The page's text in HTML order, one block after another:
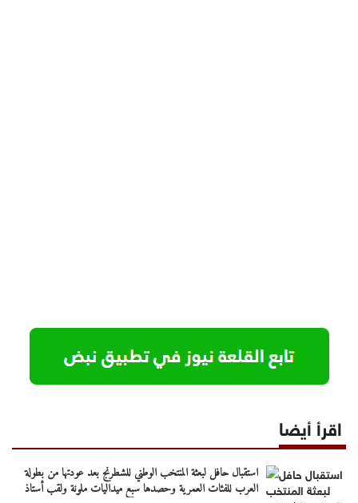
اقرأ أيضا
استقبال حافل لبعثة المنتخب الوطني للشطرنج بعد عودتها من بطولة
العرب للفئات العمرية وحصدها سبع ميداليات ملونة ولقب أستاذ